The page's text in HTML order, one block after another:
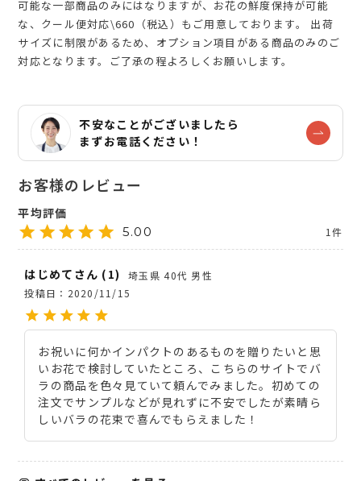
可能な一部商品のみにはなりますが、お花の鮮度保持が可能
な、クール便対応\660（税込）もご用意しております。 出荷
サイズに制限があるため、オプション項目がある商品のみのご
対応となります。ご了承の程よろしくお願いします。
不安なことがございましたら
まずお電話ください！
5.00 1
はじめて 1 埼玉県 40代 男性
投稿日
2020/11/15
お祝いに何かインパクトのあるものを贈りたいと思
いお花で検討していたところ、こちらのサイトでバ
ラの商品を色々見ていて頼んでみました。初めての
注文でサンプルなどが見れずに不安でしたが素晴ら
しいバラの花束で喜んでもらえました！